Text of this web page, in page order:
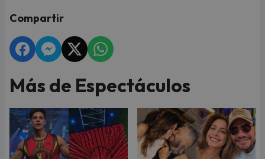
Compartir
Más de Espectáculos